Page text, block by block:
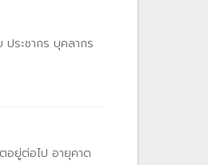
ระชากร บุคลากร
อยู่ต่อไป อายุคาด